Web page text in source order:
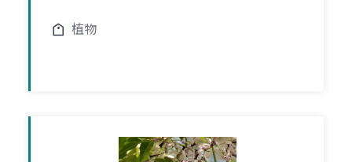
植物